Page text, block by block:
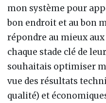
mon système pour
bon endroit et au bon
répondre au mieux
chaque stade clé de
souhaitais optimiser
vue des résultats
qualité) et